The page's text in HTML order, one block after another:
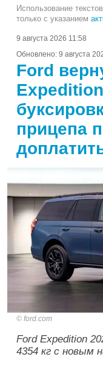
Использование
только с указанием
9 августа 2026 11:58
Обновлено: 9 августа
Ford
прицепа
ford.com
Ford Expedition
4354 кг с новым